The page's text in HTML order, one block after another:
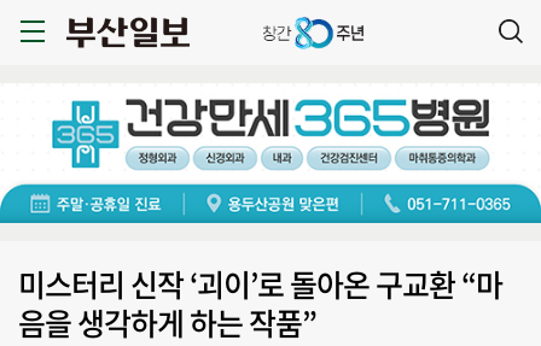
미스터리 신작 ‘괴이’로 돌아온 구교환 “마
음을 생각하게 하는 작품”